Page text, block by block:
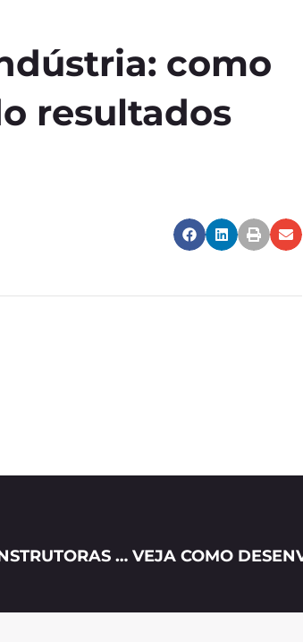
como
resultados
COMO O INBOUND MARKETING PARA CONSTRUTORAS PODE DAR RESULTADOS?